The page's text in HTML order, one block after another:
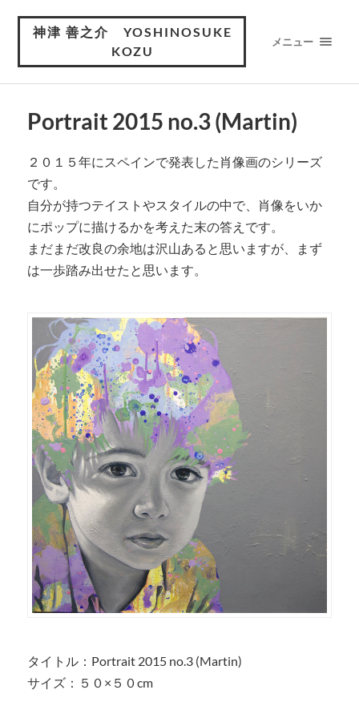
神津 善之介 YOSHINOSUKE
KOZU
メニュー
Portrait 2015 no.3 (Martin)
２０１５年にスペインで発表した肖像画のシリーズ
です。
自分が持つテイストやスタイルの中で、肖像をいか
にポップに描けるかを考えた末の答えです。
まだまだ改良の余地は沢山あると思いますが、まず
は一歩踏み出せたと思います。
タイトル：Portrait 2015 no.3 (Martin)
サイズ：５０×５０cm